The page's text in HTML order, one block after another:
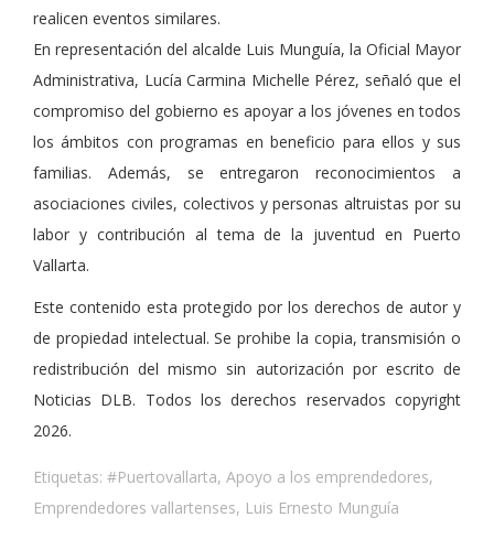
realicen eventos similares.
En representación del alcalde Luis Munguía, la Oficial Mayor
Administrativa, Lucía Carmina Michelle Pérez, señaló que el
compromiso del gobierno es apoyar a los jóvenes en todos
los ámbitos con programas en beneficio para ellos y sus
familias. Además, se entregaron reconocimientos a
asociaciones civiles, colectivos y personas altruistas por su
labor y contribución al tema de la juventud en Puerto
Vallarta.
Este contenido esta protegido por los derechos de autor y
de propiedad intelectual. Se prohibe la copia, transmisión o
redistribución del mismo sin autorización por escrito de
Noticias DLB. Todos los derechos reservados copyright
2026.
Etiquetas: #Puertovallarta, Apoyo a los emprendedores,
Emprendedores vallartenses, Luis Ernesto Munguía